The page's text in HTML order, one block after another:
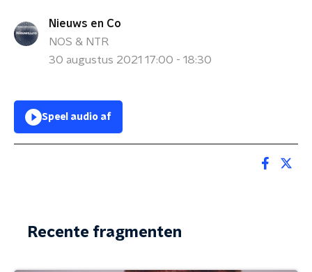
Nieuws en Co
NOS & NTR
30 augustus 2021 17:00 - 18:30
Speel audio af
Recente fragmenten